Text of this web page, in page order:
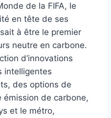
de la FIFA, le
en tête de ses
à être le premier
neutre en carbone.
d’innovations
intelligentes
des options de
de carbone,
et le métro,